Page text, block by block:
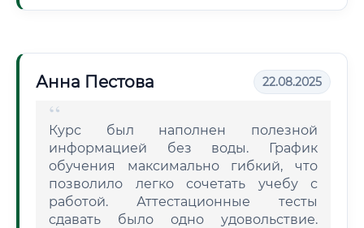
Анна Пестова 22.08.2025
Курс был наполнен полезной
информацией без воды. График
обучения максимально гибкий, что
позволило легко сочетать учебу с
работой. Аттестационные тесты
сдавать было одно удовольствие.